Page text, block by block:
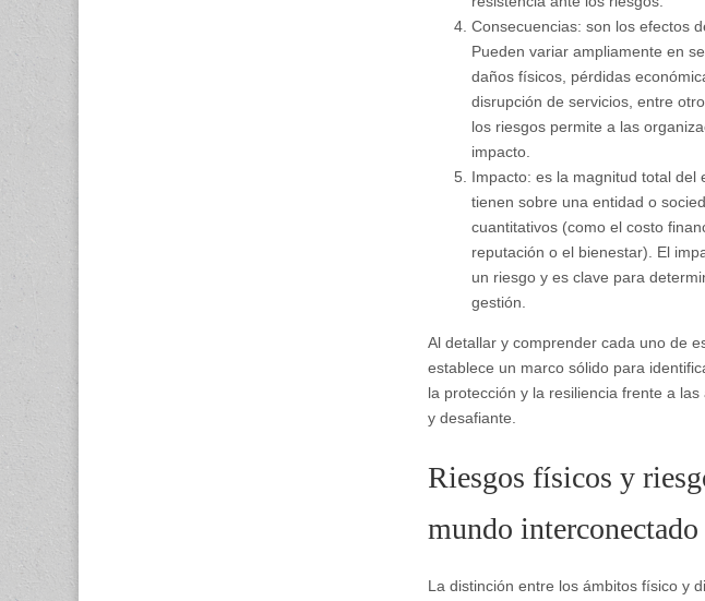
Consecuencias: son los efectos
Pueden variar ampliamente en
daños físicos, pérdidas
disrupción de servicios, entre
los riesgos permite a las
impacto.
Impacto: es la magnitud total del
tienen sobre una entidad o
cuantitativos (como el costo
reputación o el bienestar). El
un riesgo y es clave para
gestión.
Al detallar y comprender cada uno de
establece un marco sólido para
la protección y la resiliencia frente a
y desafiante.
Riesgos físicos y
mundo interconectado
La distinción entre los ámbitos físico y